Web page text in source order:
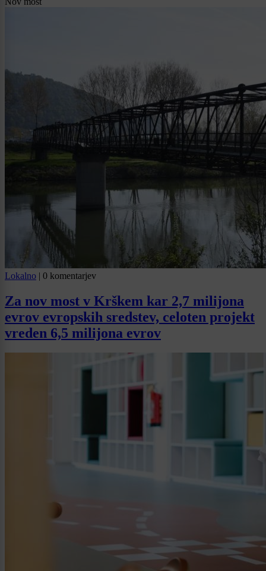
Lokalno | 0 komentarjev
Za nov most v Krškem kar 2,7 milijona
evrov evropskih sredstev, celoten projekt
vreden 6,5 milijona evrov